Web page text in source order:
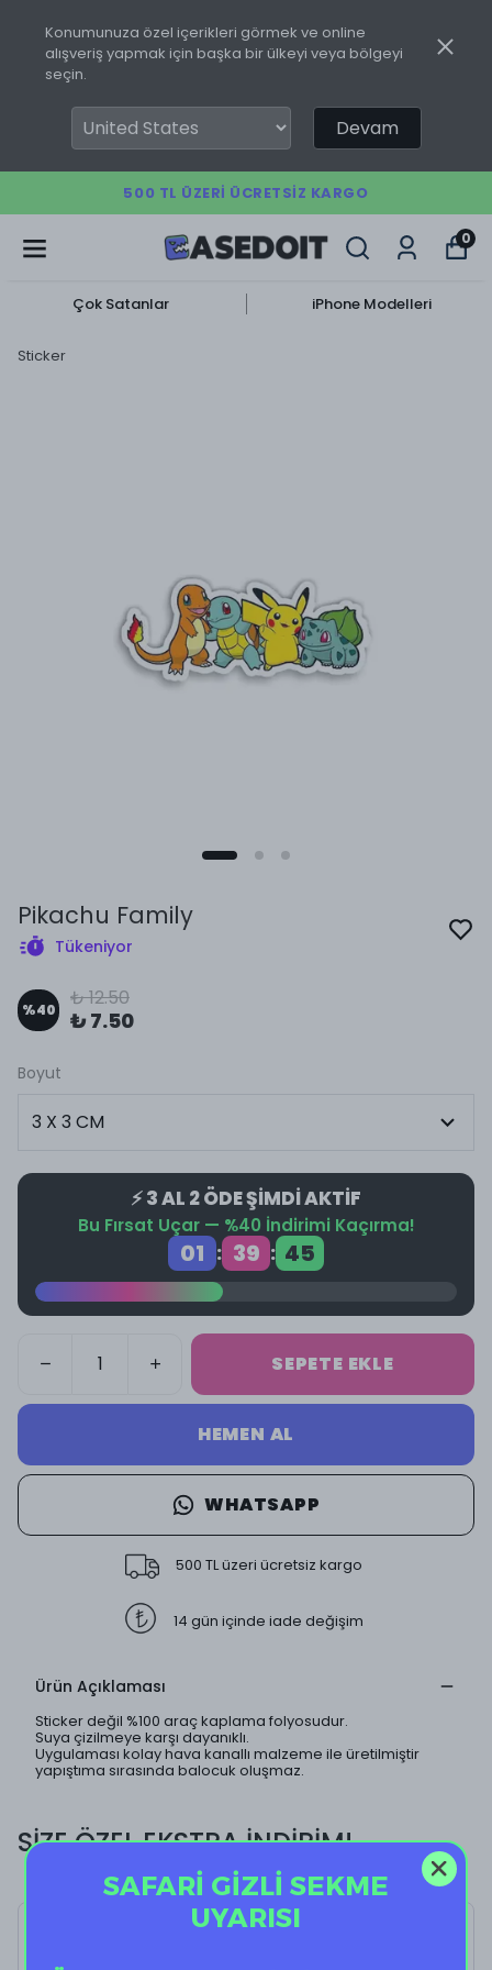
Konumunuza özel içerikleri görmek ve online
alışveriş yapmak için başka bir ülkeyi veya bölgeyi
seçin.
Devam
500 TL ÜZERI ÜCRETSIZ KARGO
0
Çok Satanlar iPhone Modelleri
Sticker
Pikachu Family
Tükeniyor
%40 ₺ 12.50
₺ 7.50
Boyut
⚡ 3 AL 2 ÖDE ŞİMDİ AKTİF
Bu Fırsat Uçar — %40 İndirimi Kaçırma!
01 : 39 : 44
SEPETE EKLE
HEMEN AL
WHATSAPP
500 TL üzeri ücretsiz kargo
14 gün içinde iade değişim
Ürün Açıklaması
Sticker değil %100 araç kaplama folyosudur.
Suya çizilmeye karşı dayanıklı.
Uygulaması kolay hava kanallı malzeme ile üretilmiştir
yapıştıma sırasında balocuk oluşmaz.
SİZE ÖZEL EKSTRA İNDİRİM!
SAFARİ GİZLİ SEKME
UYARISI